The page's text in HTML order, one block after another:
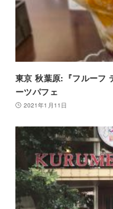
東京 秋葉原:『フルーフ
ーツパフェ
2021年1月11日